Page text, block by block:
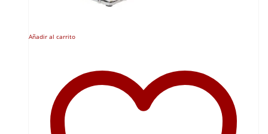
Añadir al carrito